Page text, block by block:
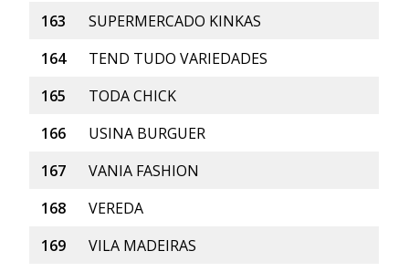
163
SUPERMERCADO KINKAS
164
TEND TUDO VARIEDADES
165
TODA CHICK
166
USINA BURGUER
167
VANIA FASHION
168
VEREDA
169
VILA MADEIRAS